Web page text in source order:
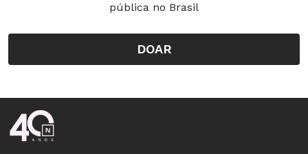
pública no Brasil
DOAR
Rodapé da Nova Escola